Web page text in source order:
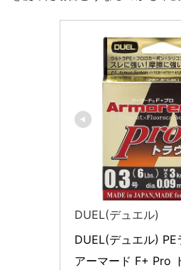
DUEL(デュエル)
DUEL(デュエル)
アーマード F+ Pro